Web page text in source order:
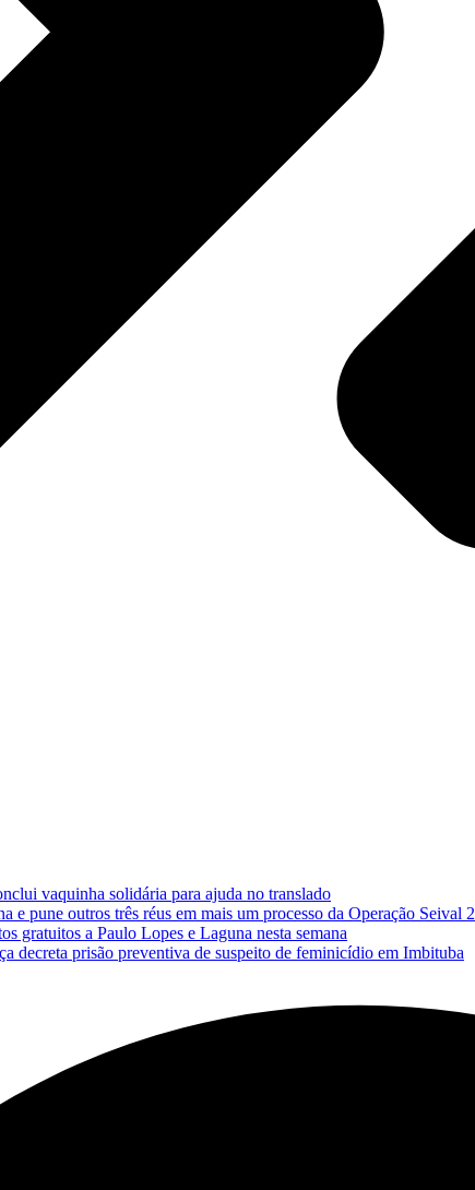
vaquinha solidária para ajuda no translado
e pune outros três réus em mais um processo da Operação Seival 2
gratuitos a Paulo Lopes e Laguna nesta semana
prisão preventiva de suspeito de feminicídio em Imbituba